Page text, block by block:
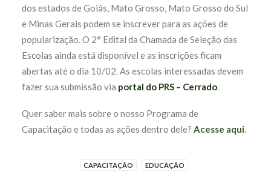
dos estados de Goiás, Mato Grosso, Mato Grosso do Sul
e Minas Gerais podem se inscrever para as ações de
popularização. O 2° Edital da Chamada de Seleção das
Escolas ainda está disponível e as inscrições ficam
abertas até o dia 10/02. As escolas interessadas devem
fazer sua submissão via portal do PRS – Cerrado.
Quer saber mais sobre o nosso Programa de
Capacitação e todas as ações dentro dele? Acesse aqui.
CAPACITAÇÃO EDUCAÇÃO